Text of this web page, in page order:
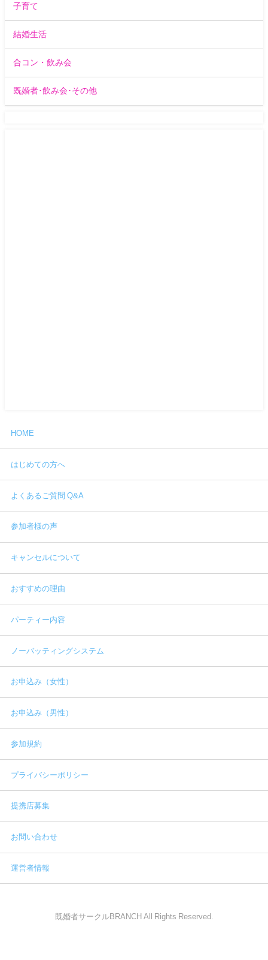
子育て
結婚生活
合コン・飲み会
既婚者･飲み会･その他
HOME
はじめての方へ
よくあるご質問 Q&A
参加者様の声
キャンセルについて
おすすめの理由
パーティー内容
ノーバッティングシステム
お申込み（女性）
お申込み（男性）
参加規約
プライバシーポリシー
提携店募集
お問い合わせ
運営者情報
既婚者サークルBRANCH All Rights Reserved.